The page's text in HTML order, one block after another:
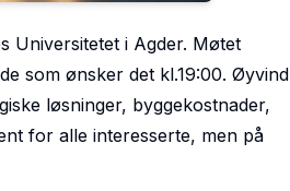
Universitetet i Agder. Møtet
som ønsker det kl.19:00. Øyvind
løsninger, byggekostnader,
for alle interesserte, men på